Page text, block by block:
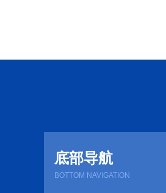
底部导航
BOTTOM NAVIGATION